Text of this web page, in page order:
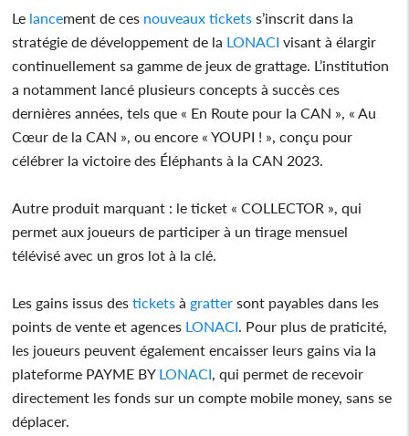
Le lancement de ces nouveaux tickets s’inscrit dans la
stratégie de développement de la LONACI visant à élargir
continuellement sa gamme de jeux de grattage. L’institution
a notamment lancé plusieurs concepts à succès ces
dernières années, tels que « En Route pour la CAN », « Au
Cœur de la CAN », ou encore « YOUPI ! », conçu pour
célébrer la victoire des Éléphants à la CAN 2023.
Autre produit marquant : le ticket « COLLECTOR », qui
permet aux joueurs de participer à un tirage mensuel
télévisé avec un gros lot à la clé.
Les gains issus des tickets à gratter sont payables dans les
points de vente et agences LONACI . Pour plus de praticité,
les joueurs peuvent également encaisser leurs gains via la
plateforme PAYME BY LONACI , qui permet de recevoir
directement les fonds sur un compte mobile money, sans se
déplacer.